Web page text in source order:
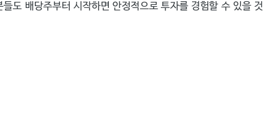
도 배당주부터 시작하면 안정적으로 투자를 경험할 수 있을 것